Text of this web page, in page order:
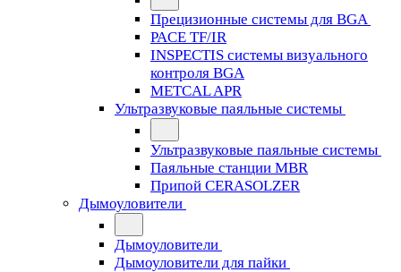
Прецизионные системы для BGA
PACE TF/IR
INSPECTIS системы визуального
контроля BGA
METCAL APR
Ультразвуковые паяльные системы
Ультразвуковые паяльные системы
Паяльные станции MBR
Припой CERASOLZER
Дымоуловители
Дымоуловители
Дымоуловители для пайки